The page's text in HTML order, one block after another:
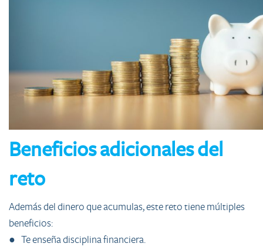
Beneficios adicionales del
reto
Además del dinero que acumulas, este reto tiene múltiples
beneficios:
● Te enseña disciplina financiera.